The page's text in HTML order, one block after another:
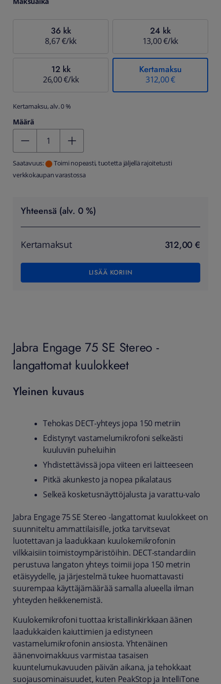
36 kk
8,67 €/kk
24 kk
13,00 €/kk
12 kk
26,00 €/kk
Kertamaksu
312,00 €
Kertamaksu, alv. 0 %
Määrä
Saatavuus:
Toimi nopeasti, tuotetta jäljellä rajoitetusti
verkkokaupan varastossa
Yhteensä (alv. 0 %)
Kertamaksut 312,00 €
LISÄÄ KORIIN
Jabra Engage 75 SE Stereo -
langattomat kuulokkeet
Yleinen kuvaus
Tehokas DECT‑yhteys jopa 150 metriin
Edistynyt vastamelumikrofoni selkeästi
kuuluviin puheluihin
Yhdistettävissä jopa viiteen eri laitteeseen
Pitkä akunkesto ja nopea pikalataus
Selkeä kosketusnäyttöjalusta ja varattu‑valo
Jabra Engage 75 SE Stereo -langattomat kuulokkeet on
suunniteltu ammattilaisille, jotka tarvitsevat
luotettavan ja laadukkaan kuulokemikrofonin
vilkkaisiin toimistoympäristöihin. DECT‑standardiin
perustuva langaton yhteys toimii jopa 150 metrin
etäisyydelle, ja järjestelmä tukee huomattavasti
suurempaa käyttäjämäärää samalla alueella ilman
yhteyden heikkenemistä.
Kuulokemikrofoni tuottaa kristallinkirkkaan äänen
laadukkaiden kaiuttimien ja edistyneen
vastamelumikrofonin ansiosta. Yhtenäinen
äänenvoimakkuus varmistaa tasaisen
kuuntelumukavuuden päivän aikana, ja tehokkaat
suojausominaisuudet, kuten PeakStop ja IntelliTone